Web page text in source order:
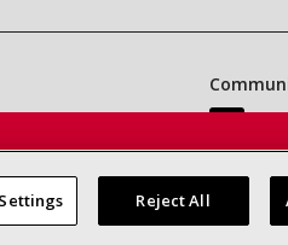
DES
Confidentialité
Reject All